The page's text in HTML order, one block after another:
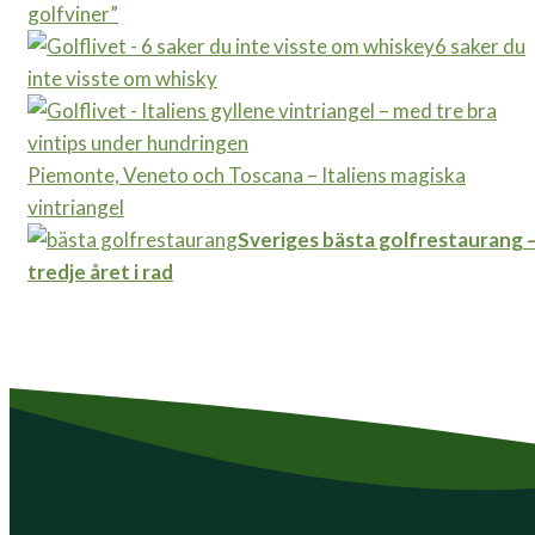
golfviner”
6 saker du
inte visste om whisky
Piemonte, Veneto och Toscana – Italiens magiska
vintriangel
Sveriges bästa golfrestaurang
tredje året i rad